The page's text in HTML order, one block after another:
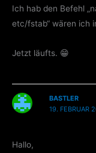
Ich hab den Befehl
etc/fstab“ wären ich
Jetzt läufts. 😁
BASTLER
19. FEBRUAR
Hallo,